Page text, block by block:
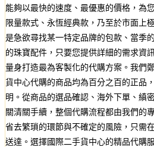
能夠以最快的速度、最優惠的價格，為
限量款式、永恆經典款，乃至於市面上
是急欲尋找某一特定品牌的包款、當季
的珠寶配件，只要您提供詳細的需求資
量身打造最為客製化的代購方案。我們
貨中心代購的商品均為百分之百的正品
明。從商品的選品確認、海外下單、縝
關清關手續，整個代購流程都由我們的
省去繁瑣的環節與不確定的風險，只需
送達。選擇國際二手貨中心的精品代購